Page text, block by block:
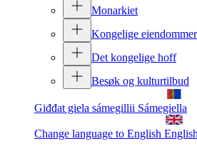
Monarkiet
Kongelige eiendommer
Det kongelige hoff
Besøk og kulturtilbud
Giđđat giela sámegillii Sámegiella
Change language to English English